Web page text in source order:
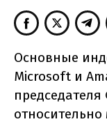
Основные
Microsoft и